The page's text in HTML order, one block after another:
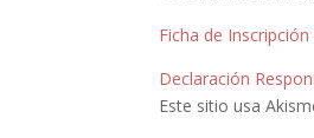
Ficha de Inscripción
Declaración
Este sitio usa